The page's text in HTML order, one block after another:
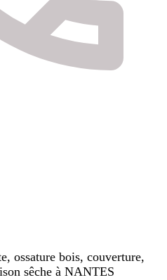
ossature bois, couverture,
sêche à NANTES